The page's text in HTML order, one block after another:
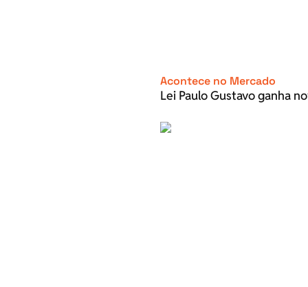
Acontece no Mercado
Lei Paulo Gustavo ganha